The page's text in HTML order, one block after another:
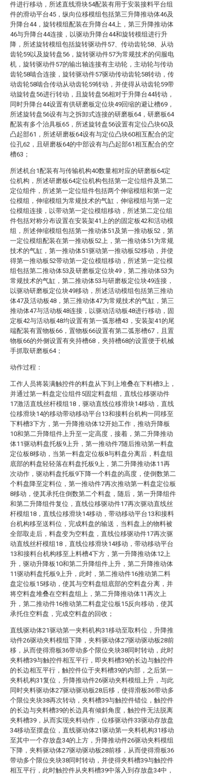
件进行移动，所述直线滑块54配装有用于安装接料平台组
件的滑动平台45，纵向位移模组包括第三升降推动体46及
升降台44，旋转模组配装在升降台44上，第三升降推动体
46与升降台44连接，以驱动升降台44和旋转模组进行升
降，所述旋转模组包括旋转驱动件57、传动齿轮58、从动
齿轮59以及旋转盘56，旋转驱动件57为常规技术的伺服电
机，旋转驱动件57的输出轴连接有主动轮，主动轮与传动
齿轮58啮合连接，旋转驱动件57驱动传动齿轮58转动，传
动齿轮58啮合传动从动齿轮59转动，并使得从动齿轮59带
动旋转盘56进行转动，且旋转盘56相对于升降台44转动，
同时升降台44设置有供研磨板定位块49回缩的避让槽69，
所述旋转盘56设有与之拆卸式连接的研磨板64，研磨板64
配装有多个治具板65，所述旋转盘56设置有定位凸块60及
凸起部61，所述研磨板64设有与定位凸块60相互配合的定
位孔62，且研磨板64的中部设有与凸起部61相互配合的空
槽63；
所述机台1配装有与传输机构40数量相对应的研磨板64定
位机构，所述研磨板64定位机构包括第一定位组件及第二
定位组件，所述第一定位组件包括两个伸缩模组和第一定
位模组，伸缩模组为常规技术的气缸，伸缩模组与第一定
位模组连接，以带动第一定位模组移动，所述第二定位组
件包括对称分布设置在安装架41上的的固定板42和活动模
组，所述伸缩模组包括第一推动体51及第一推动板52，第
一定位模组配装在第一推动板52上，第一推动体51为常规
技术的气缸，第一推动体51驱动第一推动板52移动，并使
得第一推动板52带动第一定位模组移动，所述第一定位模
组包括第二推动体53及研磨板定位块49，第二推动体53为
常规技术的气缸，第二推动体53与研磨板定位块49连接，
以驱动研磨板定位块49移动，所述活动模组包括第三推动
体47及活动板48，第三推动体47为常规技术的气缸，第三
推动体47与活动板48连接，以驱动活动板48进行移动，固
定板42与活动板48均设置有第一弧形槽43，安装架41的尾
端配装有置物板66，置物板66设置有第二弧形槽67，且置
物板66的外侧设置有夹持槽68，夹持槽68的设置便于机械
手抓取研磨板64；
动作过程：
工作人员将装满触控件的料盘从下到上堆叠在下料槽3上，
并通过第一料盘定位组件5固定料盘组，直线位移驱动件
17激活直线丝杆模组18，驱动直线位移滑块14移动，直线
位移滑块14的移动带动移动平台13和接料台机构一同移至
下料槽3下方，第一升降推动体12开始工作，推动升降板
10和第二升降组件上升至一定高度，接着，第二升降推动
体11驱动料盘托板9上升，第一推动件7随后推动第一料盘
定位板8移动，当第一料盘定位板8与料盘分离后，料盘组
底部的料盘轻轻落在料盘托板9上，第二升降推动体11再
次动作，驱动料盘托板9下降一个料盘的高度，使倒数第二
个料盘降至定料位，第一推动件7再次推动第一料盘定位板
8移动，使其承托住倒数第二个料盘，随后，第一升降组件
和第二升降组件复位，直线位移驱动件17再次驱动直线丝
杆模组18，直线位移滑块14移动，带动移动平台13和接料
台机构移至送料位，完成料盘的输送，当料盘上的物料被
全部取走后，料盘变为空料盘，直线位移驱动件17再次驱
动直线丝杆模组18，直线位移滑块14移动，带动移动平台
13和接料台机构移至上料槽4下方，第一升降推动体12上
升，驱动升降板10和第二升降组件上升，第二升降推动体
11驱动料盘托板9上升，此时，第二推动件16推动第二料
盘定位板15移动，使其与空料盘组底部的空料盘分离，并
将空料盘堆叠在空料盘组上，第二升降推动体11再次上
升，第二推动件16推动第二料盘定位板15反向移动，使其
承托住空料盘，完成空料盘的回收；
直线驱动体21驱动第一夹料机构31移动至取料位，升降推
动件26驱动夹料模组下降，夹料驱动体27驱动驱动板28前
移，从而使得滑板36带动多个限位夹块38同时转动，此时
夹料槽39与触控件相互平行，即夹料槽39的长边与触控件
的长边相互平行，触控件位于夹料槽39的内部，之后第一
夹料机构31复位，升降推动件26驱动夹料模组上升，与此
同时夹料驱动体27驱动驱动板28后移，使得滑板36带动多
个限位夹块38再次转动，夹料槽39与触控件错位，触控件
的长边与夹料槽39的长边具有倾斜角度，触控件无法脱离
夹料槽39，从而实现夹料动作，位移驱动件33驱动存放盘
34移动至摆盘位，直线驱动体21驱动第一夹料机构31移动
至其中一个存放盘34的上方，升降推动件26驱动夹料模组
下降，夹料驱动体27驱动驱动板28前移，从而使得滑板36
带动多个限位夹块38同时转动，并使得夹料槽39与触控件
相互平行，此时触控件从夹料槽39中落入到存放盘34中，